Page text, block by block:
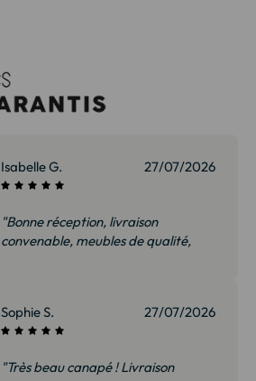
Isabelle G. 27/07/2026
"Bonne réception, livraison
convenable, meubles de qualité,
Sophie S.
27/07/2026
"Très beau canapé ! Livraison